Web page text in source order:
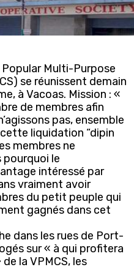
Multi-Purpose
se réunissent demain
à Vacoas. Mission : «
de membres afin
pas, ensemble
liquidation “dipin
membres ne
pourquoi le
intéressé par
vraiment avoir
du petit peuple qui
gagnés dans cet
dans les rues de Port-
sur « à qui profitera
la VPMCS, les